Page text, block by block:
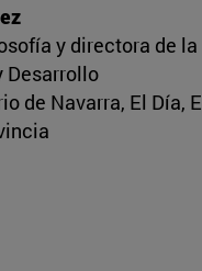
y directora de
Desarrollo
de Navarra, El Día,